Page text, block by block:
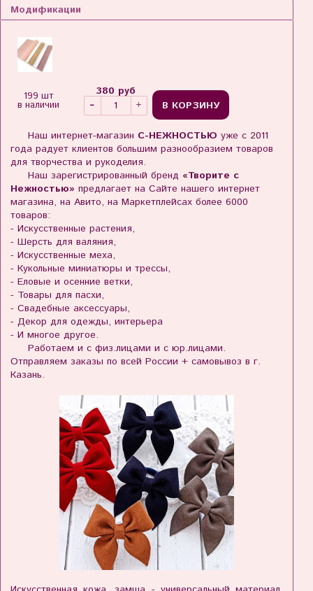
Модификации
199 шт
в наличии
380 руб
В КОРЗИНУ
Наш интернет-магазин С-НЕЖНОСТЬЮ уже с 2011
года радует клиентов большим разнообразием товаров
для творчества и рукоделия.
Наш зарегистрированный бренд «Творите с
Нежностью» предлагает на Сайте нашего интернет
магазина, на Авито, на Маркетплейсах более 6000
товаров:
- Искусственные растения,
- Шерсть для валяния,
- Искусственные меха,
- Кукольные миниатюры и трессы,
- Еловые и осенние ветки,
- Товары для пасхи,
- Свадебные аксессуары,
- Декор для одежды, интерьера
- И многое другое.
Работаем и с физ.лицами и с юр.лицами.
Отправляем заказы по всей России + самовывоз в г.
Казань.